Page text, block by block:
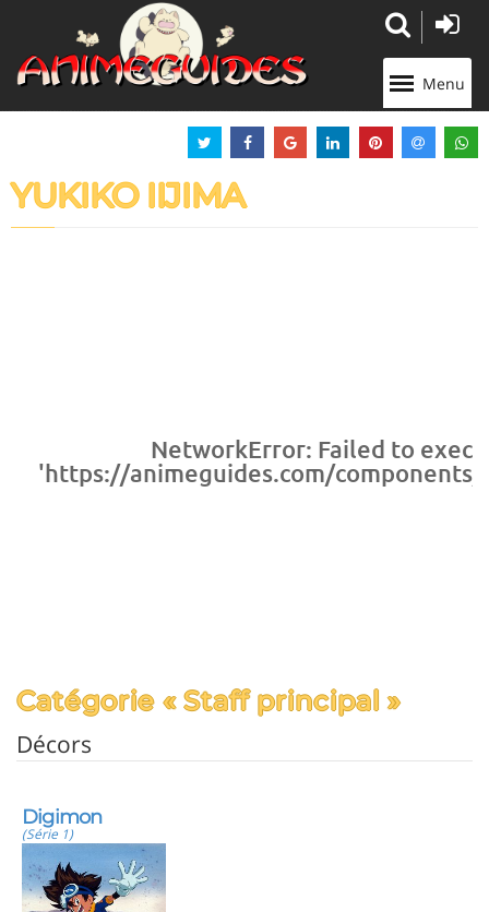
Menu
YUKIKO IIJIMA
NetworkError: Failed to
'https://animeguides.com/
Catégorie « Staff principal »
Décors
Digimon
(Série 1)
Panneau de gestion des cookies